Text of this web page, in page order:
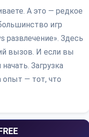
А это — редкое
игр
развлечение». Здесь
вызов. И если вы
Загрузка
опыт — тот, что